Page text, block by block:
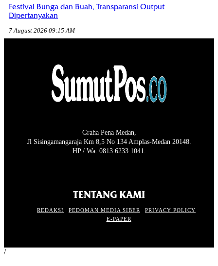
Festival Bunga dan Buah, Transparansi Output
Dipertanyakan
7 August 2026 09:15 AM
Graha Pena Medan,
Jl Sisingamangaraja Km 8,5 No 134 Amplas-Medan 20148.
HP / Wa: 0813 6233 1041.
TENTANG KAMI
REDAKSI PEDOMAN MEDIA SIBER
PRIVACY POLICY
E-PAPER
/